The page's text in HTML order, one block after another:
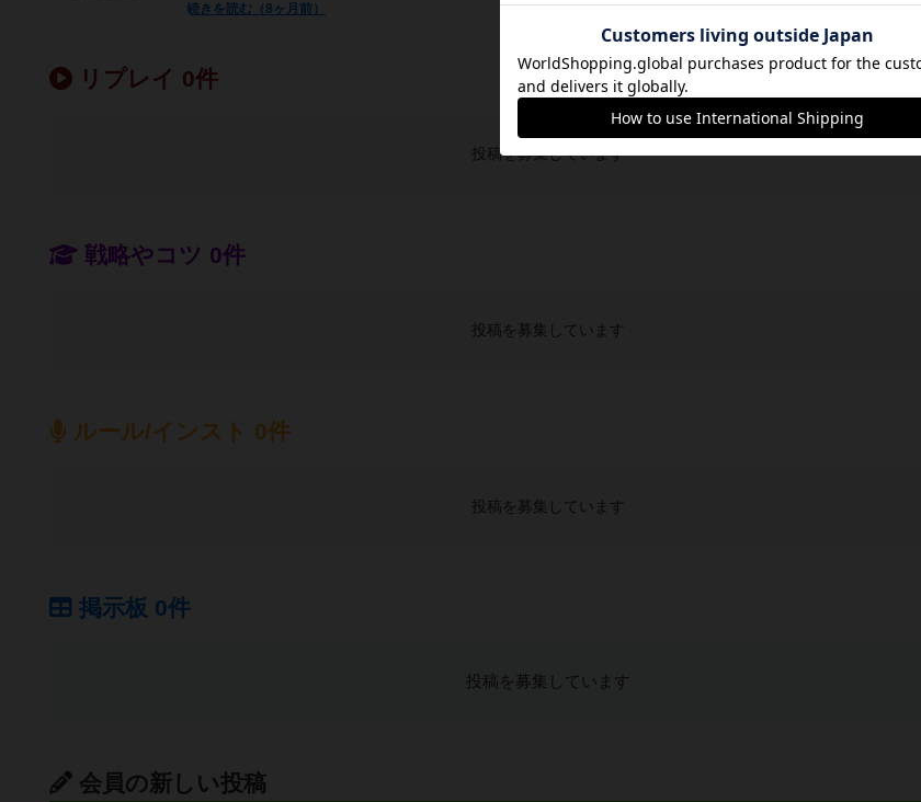
続きを読む（8ヶ月前）
リプレイ 0件
投稿を募集しています
戦略やコツ 0件
投稿を募集しています
ルール/インスト 0件
投稿を募集しています
掲示板 0件
投稿を募集しています
会員の新しい投稿